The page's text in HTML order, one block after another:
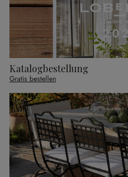
Katalogbestellung
Gratis bestellen